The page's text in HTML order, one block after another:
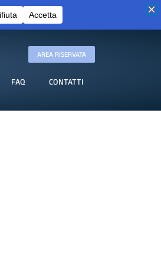
AREA RISERVATA
FAQ CONTATTI